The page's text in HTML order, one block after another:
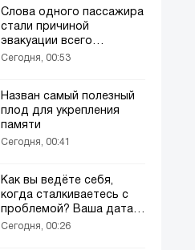
Слова одного пассажира
стали причиной
эвакуации всего
самолёта
Сегодня, 00:53
Назван самый полезный
плод для укрепления
памяти
Сегодня, 00:41
Как вы ведёте себя,
когда сталкиваетесь с
проблемой? Ваша дата
рождения раскроет
Сегодня, 00:26